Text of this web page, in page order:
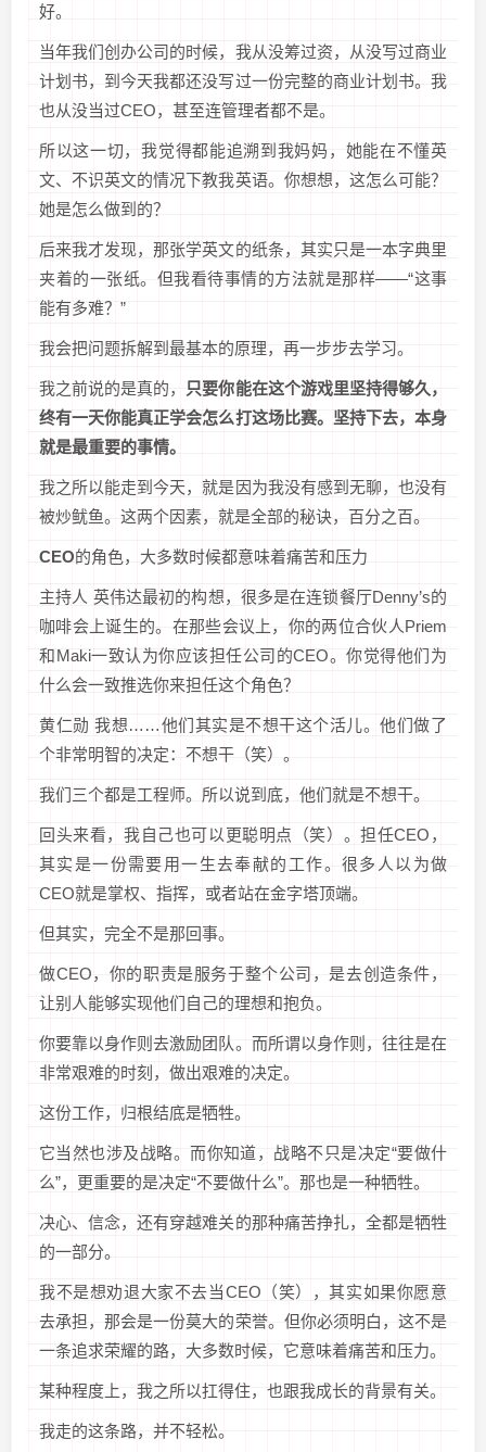
好。
当年我们创办公司的时候，我从没筹过资，从没写过商业
计划书，到今天我都还没写过一份完整的商业计划书。我
也从没当过CEO，甚至连管理者都不是。
所以这一切，我觉得都能追溯到我妈妈，她能在不懂英
文、不识英文的情况下教我英语。你想想，这怎么可能？
她是怎么做到的？
后来我才发现，那张学英文的纸条，其实只是一本字典里
夹着的一张纸。但我看待事情的方法就是那样——“这事
能有多难？”
我会把问题拆解到最基本的原理，再一步步去学习。
我之前说的是真的， 只要你能在这个游戏里坚持得够久，
终有一天你能真正学会怎么打这场比赛。坚持下去，本身
就是最重要的事情。
我之所以能走到今天，就是因为我没有感到无聊，也没有
被炒鱿鱼。这两个因素，就是全部的秘诀，百分之百。
CEO的角色，大多数时候都意味着痛苦和压力
主持人 英伟达最初的构想，很多是在连锁餐厅Denny’s的
咖啡会上诞生的。在那些会议上，你的两位合伙人Priem
和Maki一致认为你应该担任公司的CEO。你觉得他们为
什么会一致推选你来担任这个角色？
黄仁勋 我想……他们其实是不想干这个活儿。他们做了
个非常明智的决定：不想干（笑）。
我们三个都是工程师。所以说到底，他们就是不想干。
回头来看，我自己也可以更聪明点（笑）。担任CEO，
其实是一份需要用一生去奉献的工作。很多人以为做
CEO就是掌权、指挥，或者站在金字塔顶端。
但其实，完全不是那回事。
做CEO，你的职责是服务于整个公司，是去创造条件，
让别人能够实现他们自己的理想和抱负。
你要靠以身作则去激励团队。而所谓以身作则，往往是在
非常艰难的时刻，做出艰难的决定。
这份工作，归根结底是牺牲。
它当然也涉及战略。而你知道，战略不只是决定“要做什
么”，更重要的是决定“不要做什么”。那也是一种牺牲。
决心、信念，还有穿越难关的那种痛苦挣扎，全都是牺牲
的一部分。
我不是想劝退大家不去当CEO（笑），其实如果你愿意
去承担，那会是一份莫大的荣誉。但你必须明白，这不是
一条追求荣耀的路，大多数时候，它意味着痛苦和压力。
某种程度上，我之所以扛得住，也跟我成长的背景有关。
我走的这条路，并不轻松。